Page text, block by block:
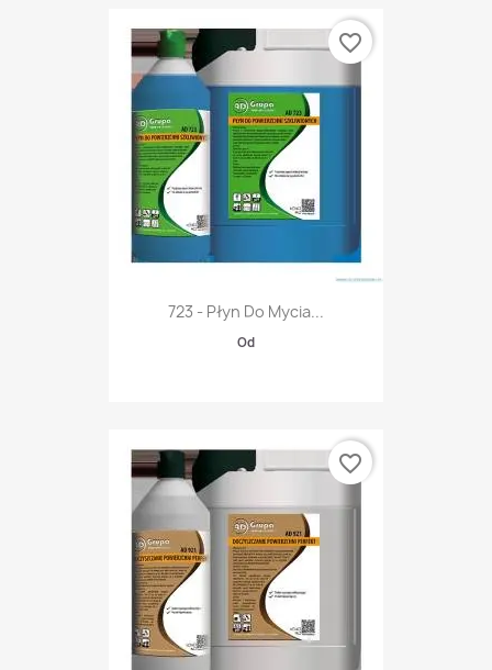
723 - Płyn Do Mycia...
Od
favorite_border
favorite_border